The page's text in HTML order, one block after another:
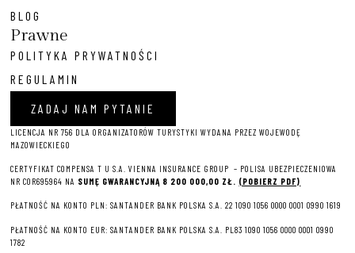
BLOG
Prawne
POLITYKA PRYWATNOŚCI
REGULAMIN
ZADAJ NAM PYTANIE
LICENCJA NR 756 DLA ORGANIZATORÓW TURYSTYKI WYDANA PRZEZ WOJEWODĘ
MAZOWIECKIEGO
CERTYFIKAT COMPENSA T U S.A. VIENNA INSURANCE GROUP – POLISA UBEZPIECZENIOWA
NR COR695964 NA SUMĘ GWARANCYJNĄ 8 200 000,00 ZŁ. (POBIERZ PDF)
PŁATNOŚĆ NA KONTO PLN: SANTANDER BANK POLSKA S.A. 22 1090 1056 0000 0001 0990 1619
PŁATNOŚĆ NA KONTO EUR: SANTANDER BANK POLSKA S.A. PL83 1090 1056 0000 0001 0990
1782